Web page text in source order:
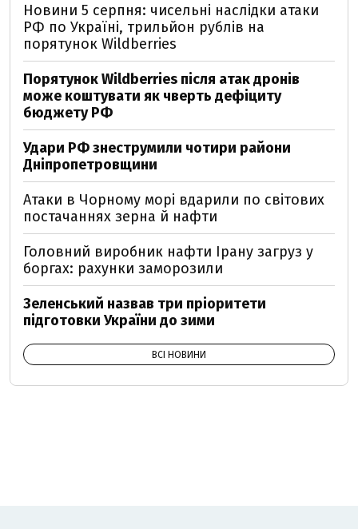
Новини 5 серпня: чисельні наслідки атаки
РФ по Україні, трильйон рублів на
порятунок Wildberries
Порятунок Wildberries після атак дронів
може коштувати як чверть дефіциту
бюджету РФ
Удари РФ знеструмили чотири райони
Дніпропетровщини
Атаки в Чорному морі вдарили по світових
постачаннях зерна й нафти
Головний виробник нафти Ірану загруз у
боргах: рахунки заморозили
Зеленський назвав три пріоритети
підготовки України до зими
ВСІ НОВИНИ